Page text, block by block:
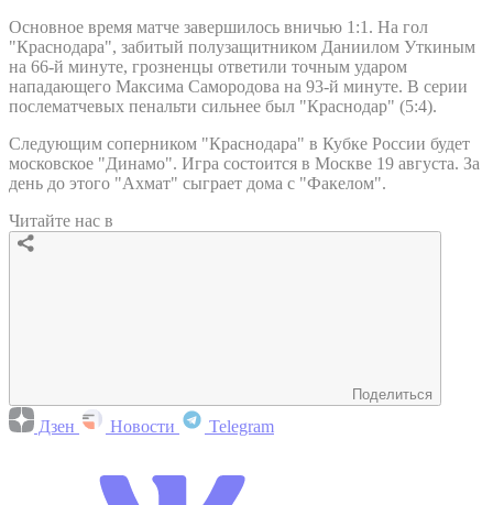
Основное время матче завершилось вничью 1:1. На гол
"Краснодара", забитый полузащитником Даниилом Уткиным
на 66-й минуте, грозненцы ответили точным ударом
нападающего Максима Самородова на 93-й минуте. В серии
послематчевых пенальти сильнее был "Краснодар" (5:4).
Следующим соперником "Краснодара" в Кубке России будет
московское "Динамо". Игра состоится в Москве 19 августа. За
день до этого "Ахмат" сыграет дома с "Факелом".
Читайте нас в
Поделиться
Дзен Новости Telegram